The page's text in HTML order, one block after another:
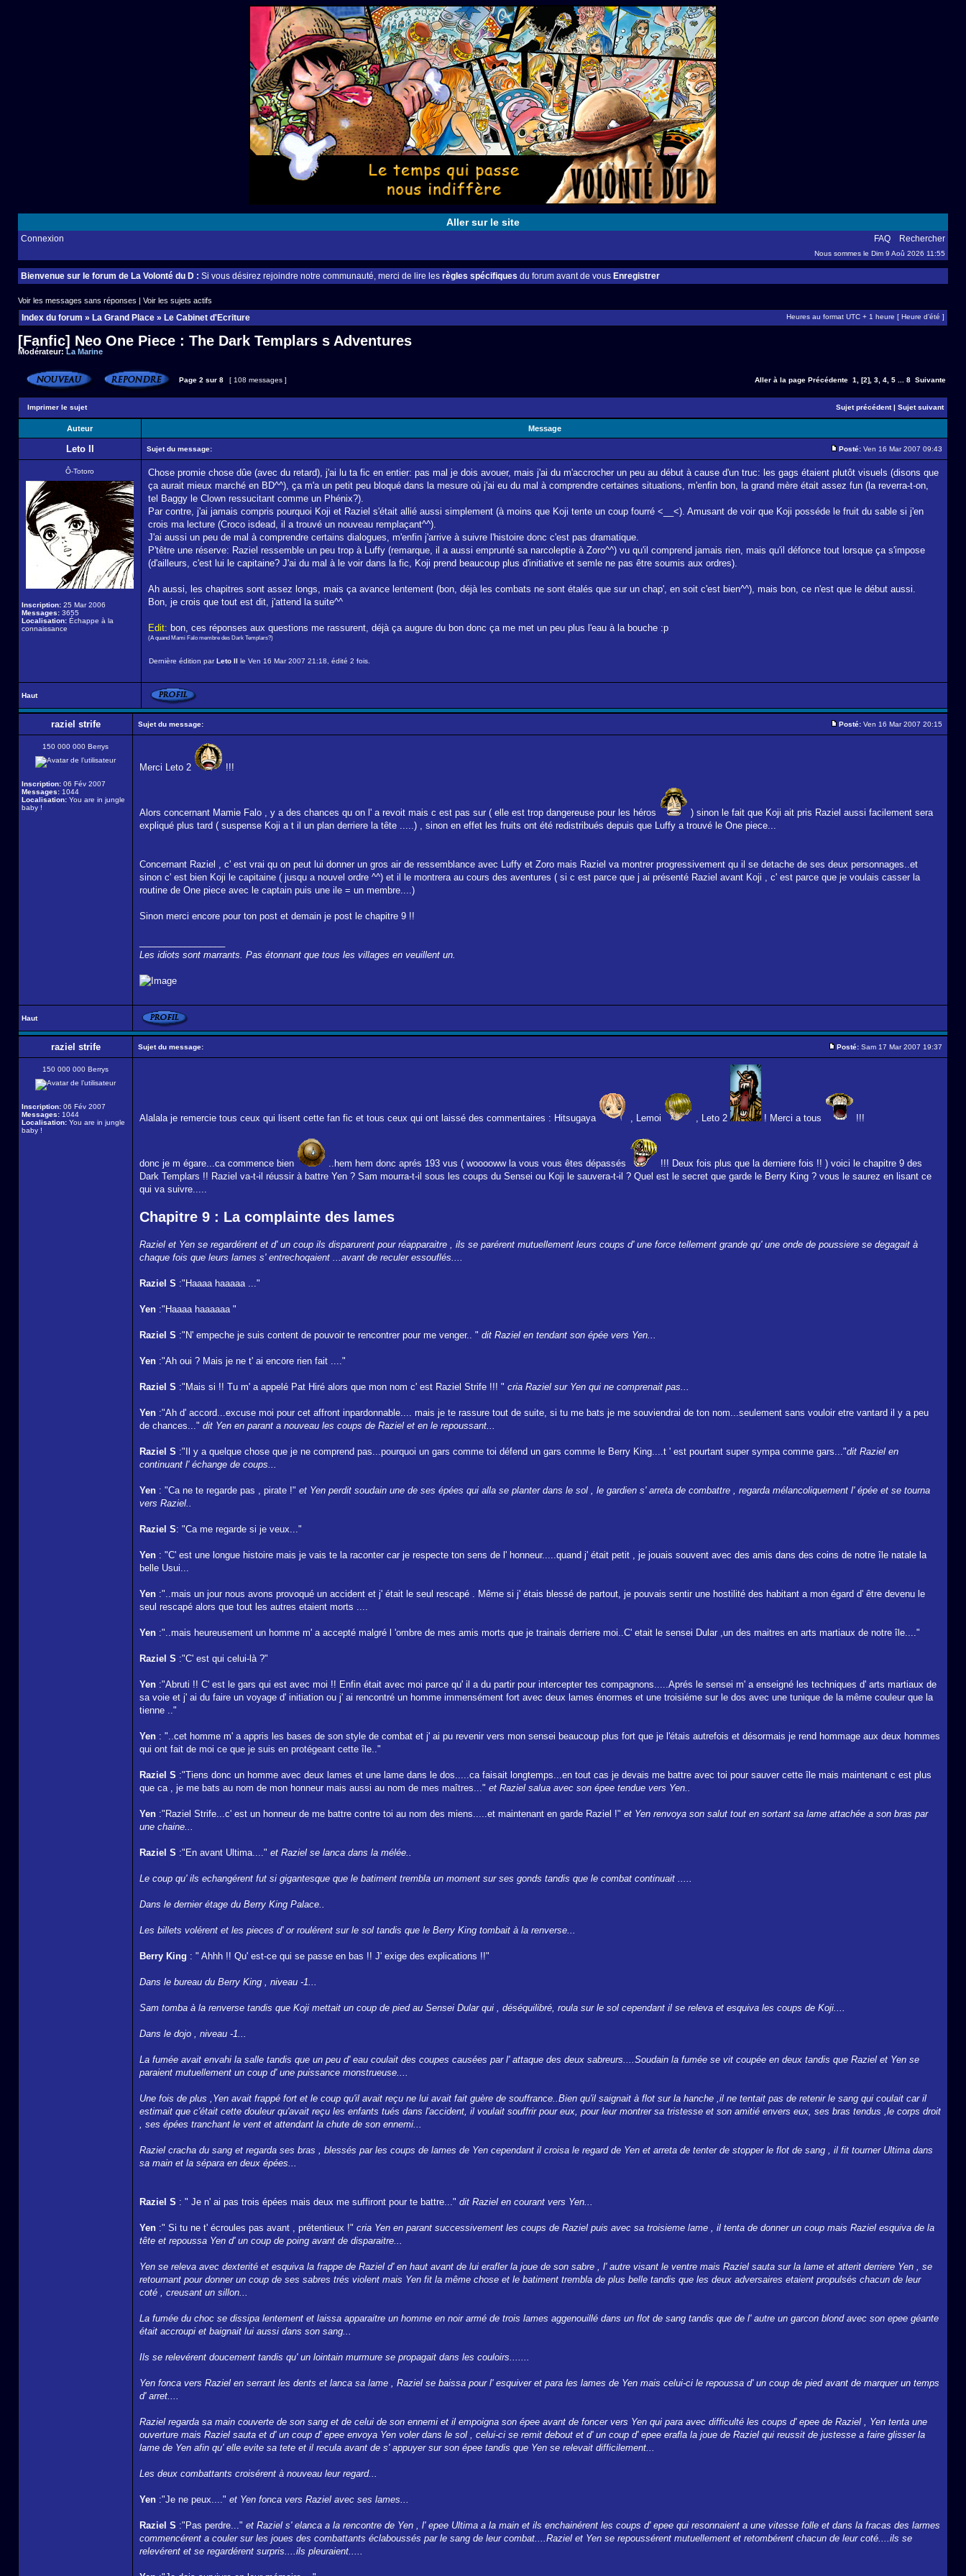
Aller sur le site
Connexion FAQ Rechercher
Nous sommes le Dim 9 Aoû 2026 11:55
Bienvenue sur le forum de La Volonté du D : Si vous désirez rejoindre notre communauté, merci de lire les règles spécifiques du forum avant de vous Enregistrer
Voir les messages sans réponses | Voir les sujets actifs
Index du forum » La Grand Place » Le Cabinet d'Ecriture Heures au format UTC + 1 heure [ Heure d’été ]
[Fanfic] Neo One Piece : The Dark Templars s Adventures
Modérateur:La Marine
Page 2 sur 8 [ 108 messages ] Aller à la page Précédente 1 [2] 3 4 5 8 Suivante
Imprimer le sujet Sujet précédent| Sujet suivant
Auteur Message
Leto II Sujet du message: Posté: Ven 16 Mar 2007 09:43
Ô-Totoro
Inscription: 25 Mar 2006
Messages: 3655
Localisation: Échappe à la
connaissance
Chose promie chose dûe (avec du retard), j'ai lu ta fic en entier: pas mal je dois avouer, mais j'ai du m'accrocher un peu au début à cause d'un truc: les gags étaient plutôt visuels (disons que
ça aurait mieux marché en BD^^), ça m'a un petit peu bloqué dans la mesure où j'ai eu du mal à comprendre certaines situations, m'enfin bon, la grand mère était assez fun (la reverra-t-on,
tel Baggy le Clown ressucitant comme un Phénix?).
Par contre, j'ai jamais compris pourquoi Koji et Raziel s'était allié aussi simplement (à moins que Koji tente un coup fourré <__<). Amusant de voir que Koji posséde le fruit du sable si j'en
crois ma lecture (Croco isdead, il a trouvé un nouveau remplaçant^^).
J'ai aussi un peu de mal à comprendre certains dialogues, m'enfin j'arrive à suivre l'histoire donc c'est pas dramatique.
P'têtre une réserve: Raziel ressemble un peu trop à Luffy (remarque, il a aussi emprunté sa narcoleptie à Zoro^^) vu qu'il comprend jamais rien, mais qu'il défonce tout lorsque ça s'impose
(d'ailleurs, c'est lui le capitaine? J'ai du mal à le voir dans la fic, Koji prend beaucoup plus d'initiative et semle ne pas être soumis aux ordres).
Ah aussi, les chapitres sont assez longs, mais ça avance lentement (bon, déjà les combats ne sont étalés que sur un chap', en soit c'est bien^^), mais bon, ce n'est que le début aussi.
Bon, je crois que tout est dit, j'attend la suite^^
Edit: bon, ces réponses aux questions me rassurent, déjà ça augure du bon donc ça me met un peu plus l'eau à la bouche :p
(A quand Mami Falo membre des Dark Templars?)
Dernière édition parLeto II le Ven 16 Mar 2007 21:18, édité 2 fois.
Haut
raziel strife Sujet du message: Posté: Ven 16 Mar 2007 20:15
150 000 000 Berrys
Inscription: 06 Fév 2007
Messages: 1044
Localisation: You are in jungle
baby !
Merci Leto 2 !!!
Alors concernant Mamie Falo , y a des chances qu on l' a revoit mais c est pas sur ( elle est trop dangereuse pour les héros
) sinon le fait que Koji ait pris Raziel aussi facilement sera
expliqué plus tard ( suspense Koji a t il un plan derriere la tête .....) , sinon en effet les fruits ont été redistribués depuis que Luffy a trouvé le One piece...
Concernant Raziel , c' est vrai qu on peut lui donner un gros air de ressemblance avec Luffy et Zoro mais Raziel va montrer progressivement qu il se detache de ses deux personnages..et
sinon c' est bien Koji le capitaine ( jusqu a nouvel ordre ^^) et il le montrera au cours des aventures ( si c est parce que j ai présenté Raziel avant Koji , c' est parce que je voulais casser la
routine de One piece avec le captain puis une ile = un membre....)
Sinon merci encore pour ton post et demain je post le chapitre 9 !!
Les idiots sont marrants. Pas étonnant que tous les villages en veuillent un.
Haut
raziel strife Sujet du message: Posté: Sam 17 Mar 2007 19:37
150 000 000 Berrys
Inscription: 06 Fév 2007
Messages: 1044
Localisation: You are in jungle
baby !
Alalala je remercie tous ceux qui lisent cette fan fic et tous ceux qui ont laissé des commentaires : Hitsugaya , Lemoi , Leto 2 ! Merci a tous !!!
donc je m égare...ca commence bien ..hem hem donc aprés 193 vus ( wooooww la vous vous êtes dépassés
!!! Deux fois plus que la derniere fois !! ) voici le chapitre 9 des
Dark Templars !! Raziel va-t-il réussir à battre Yen ? Sam mourra-t-il sous les coups du Sensei ou Koji le sauvera-t-il ? Quel est le secret que garde le Berry King ? vous le saurez en lisant ce
qui va suivre.....
Chapitre 9 : La complainte des lames
Raziel et Yen se regardérent et d' un coup ils disparurent pour réapparaitre , ils se parérent mutuellement leurs coups d' une force tellement grande qu' une onde de poussiere se degagait à
chaque fois que leurs lames s' entrechoqaient ...avant de reculer essouflés....
Raziel S :"Haaaa haaaaa ..."
Yen :"Haaaa haaaaaa "
Raziel S :"N' empeche je suis content de pouvoir te rencontrer pour me venger.. " dit Raziel en tendant son épée vers Yen...
Yen :"Ah oui ? Mais je ne t' ai encore rien fait ...."
Raziel S :"Mais si !! Tu m' a appelé Pat Hiré alors que mon nom c' est Raziel Strife !!! " cria Raziel sur Yen qui ne comprenait pas...
Yen :"Ah d' accord...excuse moi pour cet affront inpardonnable.... mais je te rassure tout de suite, si tu me bats je me souviendrai de ton nom...seulement sans vouloir etre vantard il y a peu
de chances..." dit Yen en parant a nouveau les coups de Raziel et en le repoussant...
Raziel S :"Il y a quelque chose que je ne comprend pas...pourquoi un gars comme toi défend un gars comme le Berry King....t ' est pourtant super sympa comme gars..."dit Raziel en
continuant l' échange de coups...
Yen : "Ca ne te regarde pas , pirate !" et Yen perdit soudain une de ses épées qui alla se planter dans le sol , le gardien s' arreta de combattre , regarda mélancoliquement l' épée et se tourna
vers Raziel..
Raziel S: "Ca me regarde si je veux..."
Yen : "C' est une longue histoire mais je vais te la raconter car je respecte ton sens de l' honneur.....quand j' était petit , je jouais souvent avec des amis dans des coins de notre île natale la
belle Usui...
Yen :"..mais un jour nous avons provoqué un accident et j' était le seul rescapé . Même si j' étais blessé de partout, je pouvais sentir une hostilité des habitant a mon égard d' être devenu le
seul rescapé alors que tout les autres etaient morts ....
Yen :"..mais heureusement un homme m' a accepté malgré l 'ombre de mes amis morts que je trainais derriere moi..C' etait le sensei Dular ,un des maitres en arts martiaux de notre île...."
Raziel S :"C' est qui celui-là ?"
Yen :"Abruti !! C' est le gars qui est avec moi !! Enfin était avec moi parce qu' il a du partir pour intercepter tes compagnons.....Aprés le sensei m' a enseigné les techniques d' arts martiaux de
sa voie et j' ai du faire un voyage d' initiation ou j' ai rencontré un homme immensément fort avec deux lames énormes et une troisiéme sur le dos avec une tunique de la même couleur que la
tienne .."
Yen : "..cet homme m' a appris les bases de son style de combat et j' ai pu revenir vers mon sensei beaucoup plus fort que je l'étais autrefois et désormais je rend hommage aux deux hommes
qui ont fait de moi ce que je suis en protégeant cette île.."
Raziel S :"Tiens donc un homme avec deux lames et une lame dans le dos.....ca faisait longtemps...en tout cas je devais me battre avec toi pour sauver cette île mais maintenant c est plus
que ca , je me bats au nom de mon honneur mais aussi au nom de mes maîtres..." et Raziel salua avec son épee tendue vers Yen..
Yen :"Raziel Strife...c' est un honneur de me battre contre toi au nom des miens.....et maintenant en garde Raziel !" et Yen renvoya son salut tout en sortant sa lame attachée a son bras par
une chaine...
Raziel S :"En avant Ultima...." et Raziel se lanca dans la mélée..
Le coup qu' ils echangérent fut si gigantesque que le batiment trembla un moment sur ses gonds tandis que le combat continuait .....
Dans le dernier étage du Berry King Palace..
Les billets volérent et les pieces d' or roulérent sur le sol tandis que le Berry King tombait à la renverse...
Berry King : " Ahhh !! Qu' est-ce qui se passe en bas !! J' exige des explications !!"
Dans le bureau du Berry King , niveau -1...
Sam tomba à la renverse tandis que Koji mettait un coup de pied au Sensei Dular qui , déséquilibré, roula sur le sol cependant il se releva et esquiva les coups de Koji....
Dans le dojo , niveau -1...
La fumée avait envahi la salle tandis que un peu d' eau coulait des coupes causées par l' attaque des deux sabreurs....Soudain la fumée se vit coupée en deux tandis que Raziel et Yen se
paraient mutuellement un coup d' une puissance monstrueuse....
Une fois de plus ,Yen avait frappé fort et le coup qu'il avait reçu ne lui avait fait guère de souffrance..Bien qu'il saignait à flot sur la hanche ,il ne tentait pas de retenir le sang qui coulait car il
estimait que c'était cette douleur qu'avait reçu les enfants tués dans l'accident, il voulait souffrir pour eux, pour leur montrer sa tristesse et son amitié envers eux, ses bras tendus ,le corps droit
, ses épées tranchant le vent et attendant la chute de son ennemi...
Raziel cracha du sang et regarda ses bras , blessés par les coups de lames de Yen cependant il croisa le regard de Yen et arreta de tenter de stopper le flot de sang , il fit tourner Ultima dans
sa main et la sépara en deux épées...
Raziel S : " Je n' ai pas trois épées mais deux me suffiront pour te battre..." dit Raziel en courant vers Yen...
Yen :" Si tu ne t' écroules pas avant , prétentieux !" cria Yen en parant successivement les coups de Raziel puis avec sa troisieme lame , il tenta de donner un coup mais Raziel esquiva de la
tête et repoussa Yen d' un coup de poing avant de disparaitre...
Yen se releva avec dexterité et esquiva la frappe de Raziel d' en haut avant de lui erafler la joue de son sabre , l' autre visant le ventre mais Raziel sauta sur la lame et atterit derriere Yen , se
retournant pour donner un coup de ses sabres trés violent mais Yen fit la même chose et le batiment trembla de plus belle tandis que les deux adversaires etaient propulsés chacun de leur
coté , creusant un sillon...
La fumée du choc se dissipa lentement et laissa apparaitre un homme en noir armé de trois lames aggenouillé dans un flot de sang tandis que de l' autre un garcon blond avec son epee géante
était accroupi et baignait lui aussi dans son sang...
Ils se relevérent doucement tandis qu' un lointain murmure se propagait dans les couloirs.......
Yen fonca vers Raziel en serrant les dents et lanca sa lame , Raziel se baissa pour l' esquiver et para les lames de Yen mais celui-ci le repoussa d' un coup de pied avant de marquer un temps
d' arret....
Raziel regarda sa main couverte de son sang et de celui de son ennemi et il empoigna son épee avant de foncer vers Yen qui para avec difficulté les coups d' epee de Raziel , Yen tenta une
ouverture mais Raziel sauta et d' un coup d' epee envoya Yen voler dans le sol , celui-ci se remit debout et d' un coup d' epee erafla la joue de Raziel qui reussit de justesse a faire glisser la
lame de Yen afin qu' elle evite sa tete et il recula avant de s' appuyer sur son épee tandis que Yen se relevait difficilement...
Les deux combattants croisérent à nouveau leur regard...
Yen :"Je ne peux...." et Yen fonca vers Raziel avec ses lames...
Raziel S :"Pas perdre..." et Raziel s' elanca a la rencontre de Yen , l' epee Ultima a la main et ils enchainérent les coups d' epee qui resonnaient a une vitesse folle et dans la fracas des larmes
commencérent a couler sur les joues des combattants éclaboussés par le sang de leur combat....Raziel et Yen se repoussérent mutuellement et retombérent chacun de leur coté....ils se
relevérent et se regardérent surpris....ils pleuraient.....